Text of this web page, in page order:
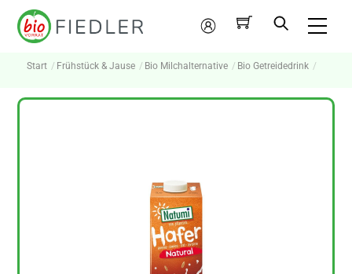
Skip
Mein
Konto
Start Frühstück & Jause Bio Milchalternative Bio Getreidedrink